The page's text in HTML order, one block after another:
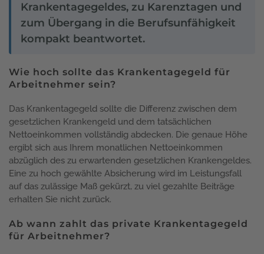
Krankentagegeldes, zu Karenztagen und
zum Übergang in die Berufsunfähigkeit
kompakt beantwortet.
Wie hoch sollte das Krankentagegeld für
Arbeitnehmer sein?
Das Krankentagegeld sollte die Differenz zwischen dem
gesetzlichen Krankengeld und dem tatsächlichen
Nettoeinkommen vollständig abdecken. Die genaue Höhe
ergibt sich aus Ihrem monatlichen Nettoeinkommen
abzüglich des zu erwartenden gesetzlichen Krankengeldes.
Eine zu hoch gewählte Absicherung wird im Leistungsfall
auf das zulässige Maß gekürzt, zu viel gezahlte Beiträge
erhalten Sie nicht zurück.
Ab wann zahlt das private Krankentagegeld
für Arbeitnehmer?